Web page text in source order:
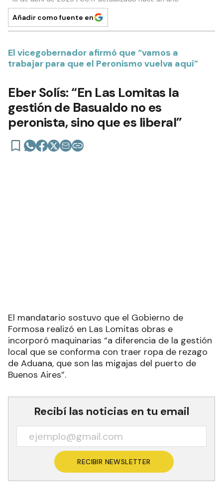
Añadir como fuente en
El vicegobernador afirmó que “vamos a
trabajar para que el Peronismo vuelva aquí”
Eber Solís: “En Las Lomitas la
gestión de Basualdo no es
peronista, sino que es liberal”
El mandatario sostuvo que el Gobierno de
Formosa realizó en Las Lomitas obras e
incorporó maquinarias “a diferencia de la gestión
local que se conforma con traer ropa de rezago
de Aduana, que son las migajas del puerto de
Buenos Aires”.
Recibí las noticias en tu email
RECIBIR NEWSLETTER